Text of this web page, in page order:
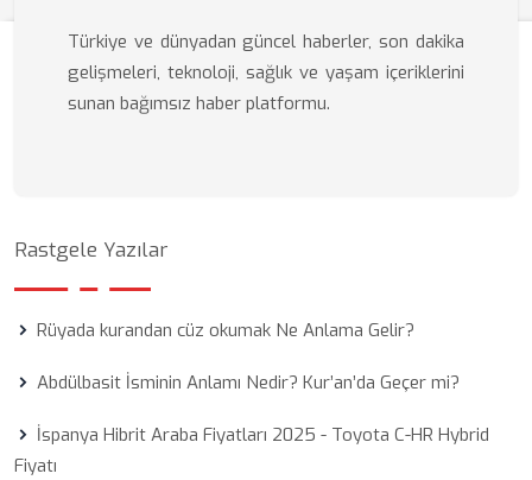
Türkiye ve dünyadan güncel haberler, son dakika
gelişmeleri, teknoloji, sağlık ve yaşam içeriklerini
sunan bağımsız haber platformu.
Rastgele Yazılar
Rüyada kurandan cüz okumak Ne Anlama Gelir?
Abdülbasit İsminin Anlamı Nedir? Kur’an’da Geçer mi?
İspanya Hibrit Araba Fiyatları 2025 - Toyota C-HR Hybrid
Fiyatı